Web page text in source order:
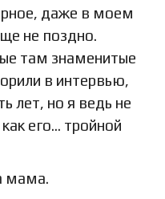
даже в моем
не поздно.
там знаменитые
в интервью,
лет, но я ведь не
его… тройной
мама.